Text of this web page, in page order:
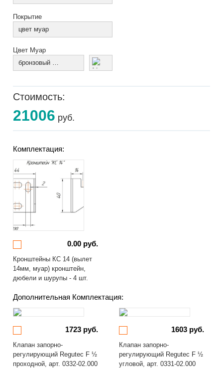
Покрытие
цвет муар
Цвет Муар
бронзовый муар
Стоимость:
21006 руб.
Комплектация:
0.00 руб.
Кронштейны КС 14 (вылет
14мм, муар) кронштейн,
дюбели и шурупы - 4 шт.
Дополнительная Комплектация:
1723 руб.
Клапан запорно-
регулирующий Regutec F ½
проходной, арт. 0332-02.000
1603 руб.
Клапан запорно-
регулирующий Regutec F ½
угловой, арт. 0331-02.000